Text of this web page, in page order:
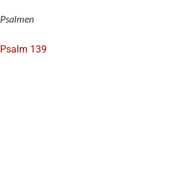
Psalmen
Psalm 139